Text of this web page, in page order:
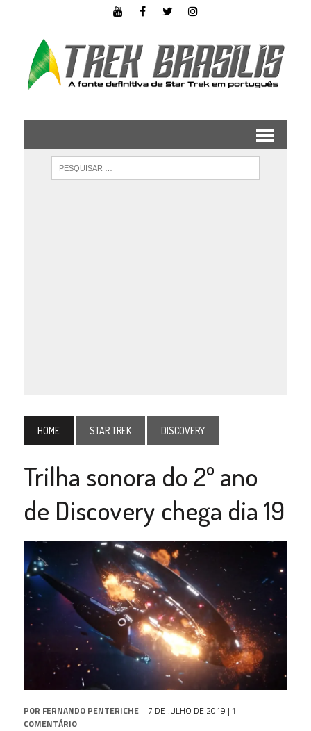
HOME STAR TREK DISCOVERY
Trilha sonora do 2º ano
de Discovery chega dia 19
POR FERNANDO PENTERICHE 7 DE JULHO DE 2019 | 1
COMENTÁRIO